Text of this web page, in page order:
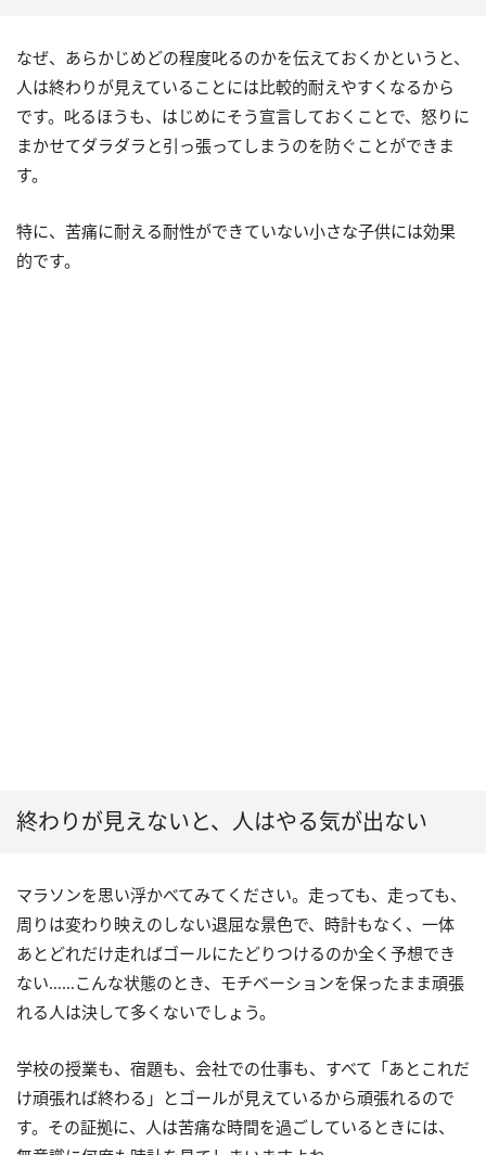
なぜ、あらかじめどの程度叱るのかを伝えておくかというと、
人は終わりが見えていることには比較的耐えやすくなるから
です。叱るほうも、はじめにそう宣言しておくことで、怒りに
まかせてダラダラと引っ張ってしまうのを防ぐことができま
す。
特に、苦痛に耐える耐性ができていない小さな子供には効果
的です。
終わりが見えないと、人はやる気が出ない
マラソンを思い浮かべてみてください。走っても、走っても、
周りは変わり映えのしない退屈な景色で、時計もなく、一体
あとどれだけ走ればゴールにたどりつけるのか全く予想でき
ない……こんな状態のとき、モチベーションを保ったまま頑張
れる人は決して多くないでしょう。
学校の授業も、宿題も、会社での仕事も、すべて「あとこれだ
け頑張れば終わる」とゴールが見えているから頑張れるので
す。その証拠に、人は苦痛な時間を過ごしているときには、